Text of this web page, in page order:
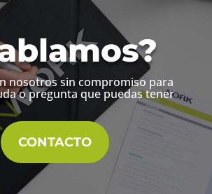
nosotros sin compromiso para
o pregunta que puedas tener
CONTACTO